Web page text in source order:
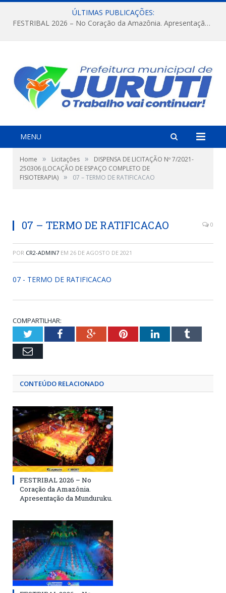
ÚLTIMAS PUBLICAÇÕES:
FESTRIBAL 2026 – No Coração da Amazônia. Apresentação da Munduruku.
MENU
Home » Licitações »
DISPENSA DE LICITAÇÃO Nº 7/2021-
250306 (LOCAÇÃO DE ESPAÇO COMPLETO DE
FISIOTERAPIA) » 07 – TERMO DE RATIFICACAO
07 – TERMO DE RATIFICACAO 0
POR CR2-ADMIN7 EM 26 DE AGOSTO DE 2021
07 - TERMO DE RATIFICACAO
COMPARTILHAR:
TwitterFacebookGoogle+PinterestLinkedInTumblr
Email
CONTEÚDO RELACIONADO
FESTRIBAL 2026 – No
Coração da Amazônia.
Apresentação da Munduruku.